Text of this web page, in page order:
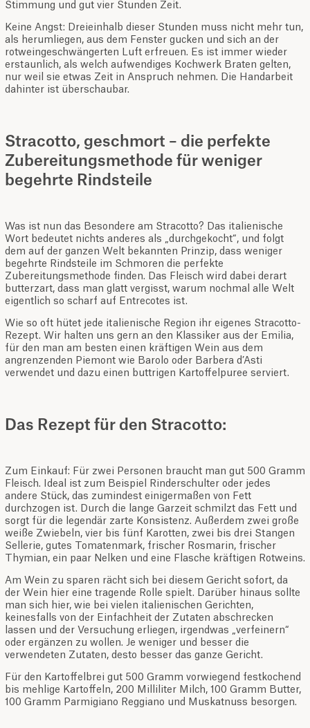
Stimmung und gut vier Stunden Zeit.
Keine Angst: Dreieinhalb dieser Stunden muss nicht mehr tun,
als herumliegen, aus dem Fenster gucken und sich an der
rotweingeschwängerten Luft erfreuen. Es ist immer wieder
erstaunlich, als welch aufwendiges Kochwerk Braten gelten,
nur weil sie etwas Zeit in Anspruch nehmen. Die Handarbeit
dahinter ist überschaubar.
Stracotto, geschmort – die perfekte
Zubereitungsmethode für weniger
begehrte Rindsteile
Was ist nun das Besondere am Stracotto? Das italienische
Wort bedeutet nichts anderes als „durchgekocht“, und folgt
dem auf der ganzen Welt bekannten Prinzip, dass weniger
begehrte Rindsteile im Schmoren die perfekte
Zubereitungsmethode finden. Das Fleisch wird dabei derart
butterzart, dass man glatt vergisst, warum nochmal alle Welt
eigentlich so scharf auf Entrecotes ist.
Wie so oft hütet jede italienische Region ihr eigenes Stracotto-
Rezept. Wir halten uns gern an den Klassiker aus der Emilia,
für den man am besten einen kräftigen Wein aus dem
angrenzenden Piemont wie Barolo oder Barbera d’Asti
verwendet und dazu einen buttrigen Kartoffelpuree serviert.
Das Rezept für den Stracotto:
Zum Einkauf: Für zwei Personen braucht man gut 500 Gramm
Fleisch. Ideal ist zum Beispiel Rinderschulter oder jedes
andere Stück, das zumindest einigermaßen von Fett
durchzogen ist. Durch die lange Garzeit schmilzt das Fett und
sorgt für die legendär zarte Konsistenz. Außerdem zwei große
weiße Zwiebeln, vier bis fünf Karotten, zwei bis drei Stangen
Sellerie, gutes Tomatenmark, frischer Rosmarin, frischer
Thymian, ein paar Nelken und eine Flasche kräftigen Rotweins.
Am Wein zu sparen rächt sich bei diesem Gericht sofort, da
der Wein hier eine tragende Rolle spielt. Darüber hinaus sollte
man sich hier, wie bei vielen italienischen Gerichten,
keinesfalls von der Einfachheit der Zutaten abschrecken
lassen und der Versuchung erliegen, irgendwas „verfeinern“
oder ergänzen zu wollen. Je weniger und besser die
verwendeten Zutaten, desto besser das ganze Gericht.
Für den Kartoffelbrei gut 500 Gramm vorwiegend festkochend
bis mehlige Kartoffeln, 200 Milliliter Milch, 100 Gramm Butter,
100 Gramm Parmigiano Reggiano und Muskatnuss besorgen.